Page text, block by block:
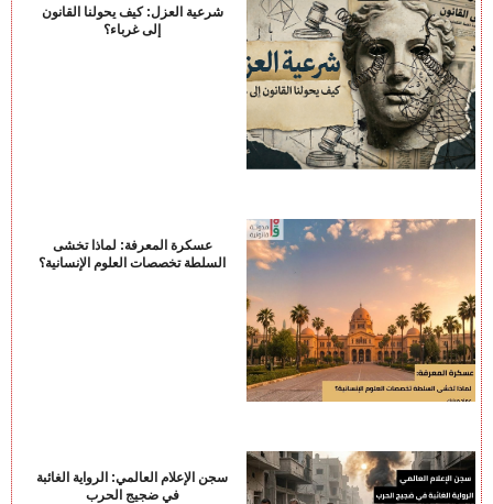
شرعية العزل: كيف يحولنا القانون
إلى غرباء؟
عسكرة المعرفة: لماذا تخشى
السلطة تخصصات العلوم الإنسانية؟
سجن الإعلام العالمي: الرواية الغائبة
في ضجيج الحرب